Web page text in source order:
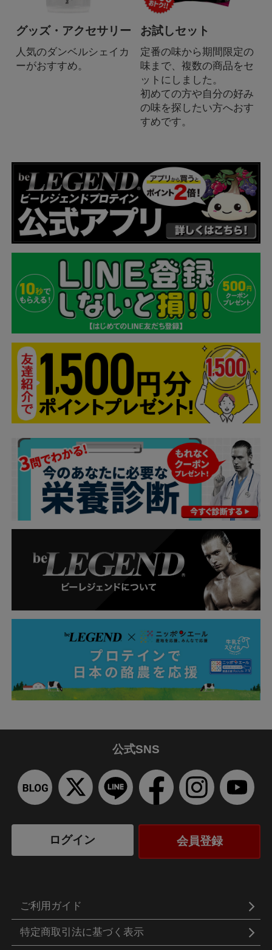
グッズ・アクセサリー
人気のダンベルシェイカ
ーがおすすめ。
お試しセット
定番の味から期間限定の
味まで、複数の商品をセ
ットにしました。
初めての方や自分の好み
の味を探したい方へおす
すめです。
公式SNS
ログイン 会員登録
ご利用ガイド
特定商取引法に基づく表示